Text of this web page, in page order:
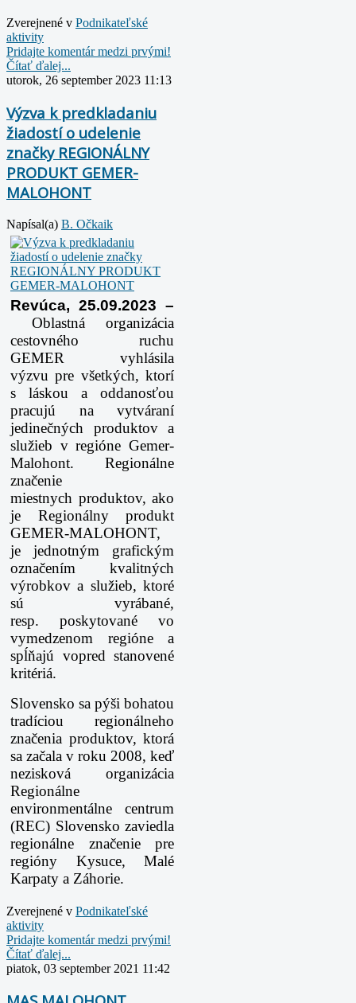
Zverejnené v Podnikateľské
aktivity
Pridajte komentár medzi prvými!
Čítať ďalej...
utorok, 26 september 2023 11:13
Výzva k predkladaniu
žiadostí o udelenie
značky REGIONÁLNY
PRODUKT GEMER-
MALOHONT
Napísal(a) B. Očkaik
Revúca, 25.09.2023 –
Oblastná organizácia
cestovného ruchu
GEMER vyhlásila
výzvupre všetkých, ktorí
s láskou a oddanosťou
pracujú na vytváraní
jedinečných produktov a
služieb v regióne Gemer-
Malohont. Regionálne
značenie
miestnych produktov, ako
je Regionálny produkt
GEMER-MALOHONT,
je jednotným grafickým
označením kvalitných
výrobkov a služieb, ktoré
sú vyrábané,
resp. poskytované vo
vymedzenom regióne a
spĺňajú vopred stanovené
kritériá.
Slovensko sa pýši bohatou
tradíciou regionálneho
značenia produktov, ktorá
sa začala v roku 2008, keď
nezisková organizácia
Regionálne
environmentálne centrum
(REC) Slovensko zaviedla
regionálne značenie pre
regióny Kysuce, Malé
Karpaty a Záhorie.
Zverejnené v Podnikateľské
aktivity
Pridajte komentár medzi prvými!
Čítať ďalej...
piatok, 03 september 2021 11:42